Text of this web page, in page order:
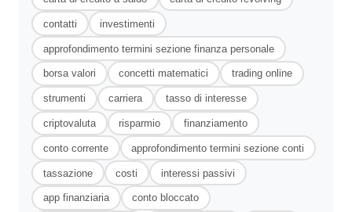
contatti investimenti
approfondimento termini sezione finanza personale
borsa valori concetti matematici trading online
strumenti carriera tasso di interesse
criptovaluta risparmio finanziamento
conto corrente approfondimento termini sezione conti
tassazione costi interessi passivi
app finanziaria conto bloccato